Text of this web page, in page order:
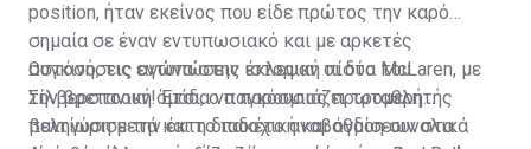
position, ήταν εκείνος που είδε πρώτος την καρό
σημαία σε έναν εντυπωσιακό και με αρκετές
συγκινήσεις αγώνα στην ιστορική πίστα του
Σίλβερστοουν! Έτσι, ο παγκόσμιος πρωταθλητής
πανηγύρισε την έκτη διαδοχική και όγδοη συνολικά
Ωστόσο, τις εντυπώσεις έκλεψαν οι δύο McLaren, με
την βρετανική ομάδα να παρουσιάζει τρομερή
βελτίωση μετά και το πακέτο αναβαθμίσεων στα